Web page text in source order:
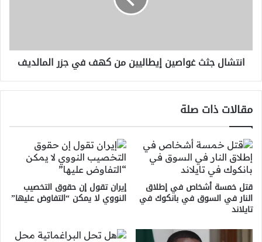
المالديف
انتشال جثث غواصين إيطاليين من كهف في جزر المالديف
مقالات ذات صلة
قتل خمسة أشخاص في إطلاق
النار في السوق في بانكوك في
تايلاند
إيران تقول إن حقوق التخصيب
النووي لا يمكن “التفاوض عليها”